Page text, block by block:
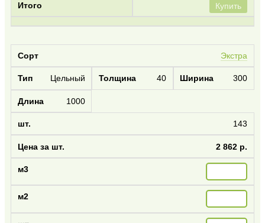
Купить
Экстра
Цельный 40 300
1000
143
2 862 р.